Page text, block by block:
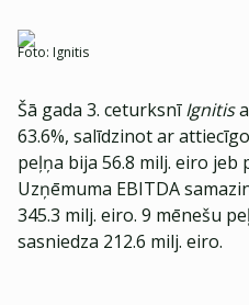
Foto: Ignitis
Šā gada 3. ceturksnīIgnitis
63.6%, salīdzinot ar
peļņa bija 56.8 milj. eiro jeb
Uzņēmuma EBITDA
345.3 milj. eiro. 9 mēnešu
sasniedza 212.6 milj. eiro.